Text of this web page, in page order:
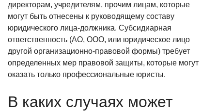
директорам, учредителям, прочим лицам, которые
могут быть отнесены к руководящему составу
юридического лица-должника. Субсидиарная
ответственность (АО, ООО, или юридическое лицо
другой организационно-правовой формы) требует
определенных мер правовой защиты, которые могут
оказать только профессиональные юристы.
В каких случаях может